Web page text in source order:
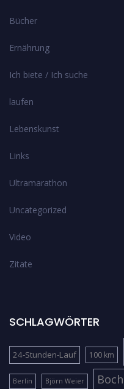
Bücher
Ernährung
Ich biete / Ich suche
laufen
Lebenskunst
Links
Ultramarathon
Uncategorized
Video
Zitate
SCHLAGWÖRTER
24-Stunden-Lauf 100 km
Berlin Björn Weier